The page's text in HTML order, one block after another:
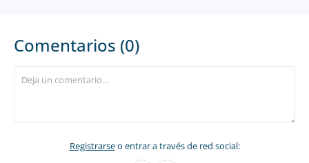
Comentarios (0)
Registrarseo entrar a través de red social: